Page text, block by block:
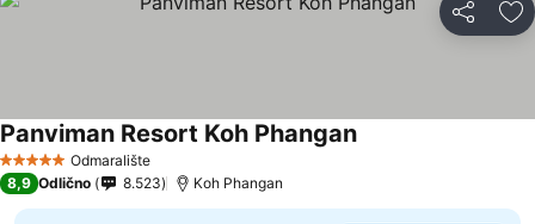
Deli
5 ZvezdiceOdmaralište
Panviman Resort Koh Phangan
8,9 Odlično 8.523 Koh Phangan